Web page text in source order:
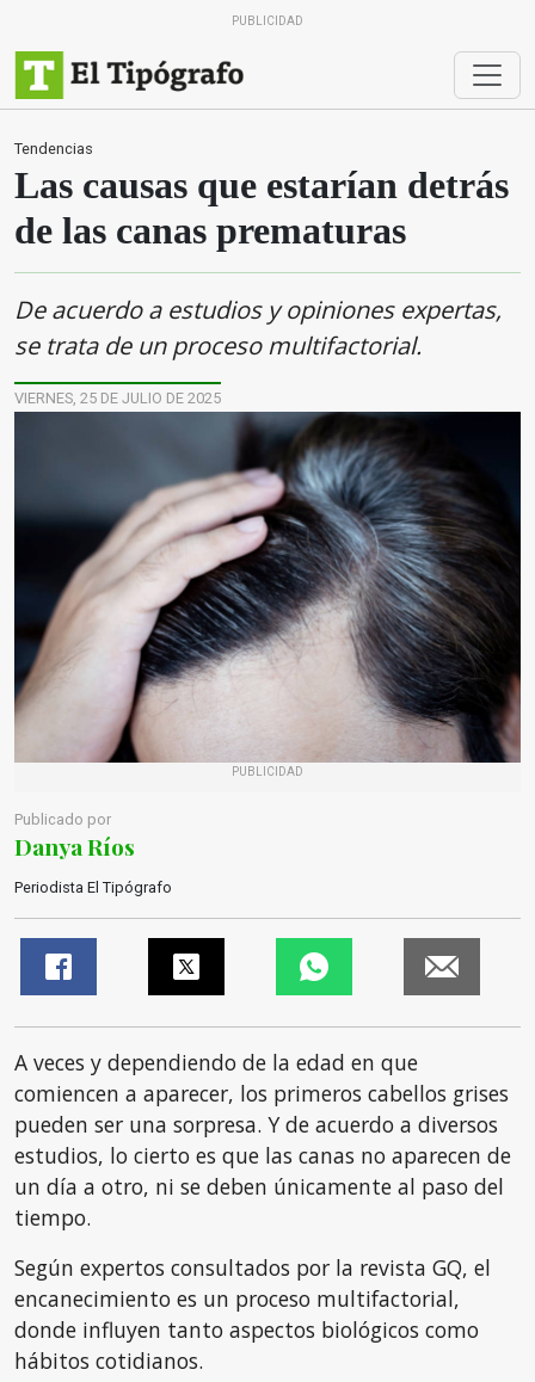
PUBLICIDAD
Tendencias
Las causas que estarían detrás
de las canas prematuras
De acuerdo a estudios y opiniones expertas,
se trata de un proceso multifactorial.
VIERNES, 25 DE JULIO DE 2025
PUBLICIDAD
Publicado por
Danya Ríos
Periodista El Tipógrafo
A veces y dependiendo de la edad en que
comiencen a aparecer, los primeros cabellos grises
pueden ser una sorpresa. Y de acuerdo a diversos
estudios, lo cierto es que las canas no aparecen de
un día a otro, ni se deben únicamente al paso del
tiempo.
Según expertos consultados por la revista GQ, el
encanecimiento es un proceso multifactorial,
donde influyen tanto aspectos biológicos como
hábitos cotidianos.